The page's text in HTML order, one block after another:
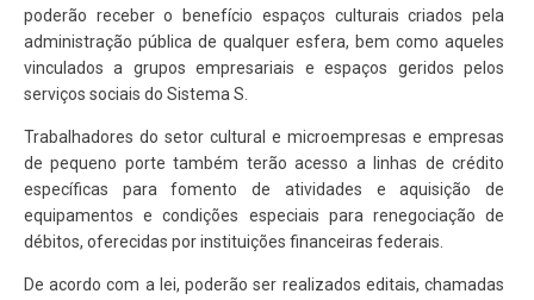
poderão receber o benefício espaços culturais criados pela
administração pública de qualquer esfera, bem como aqueles
vinculados a grupos empresariais e espaços geridos pelos
serviços sociais do Sistema S.
Trabalhadores do setor cultural e microempresas e empresas
de pequeno porte também terão acesso a linhas de crédito
específicas para fomento de atividades e aquisição de
equipamentos e condições especiais para renegociação de
débitos, oferecidas por instituições financeiras federais.
De acordo com a lei, poderão ser realizados editais, chamadas